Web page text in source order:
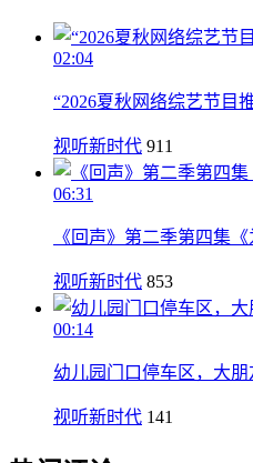
02:04
“2026夏秋网络综艺节目
视听新时代 911
06:31
《回声》第二季第四集《
视听新时代 853
00:14
幼儿园门口停车区，大
视听新时代 141